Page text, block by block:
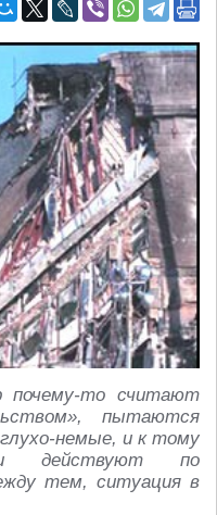
почему-то считают
пытаются
немые, и к тому
действуют по
тем, ситуация в